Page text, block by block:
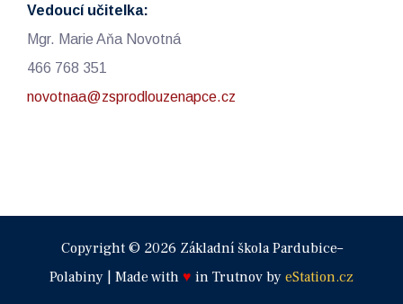
Vedoucí učitelka:
Mgr. Marie Aňa Novotná
466 768 351
novotnaa@zsprodlouzenapce.cz
Copyright © 2026 Základní škola Pardubice–
Polabiny | Made with ♥ in Trutnov by eStation.cz